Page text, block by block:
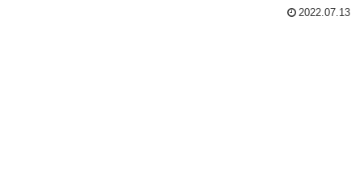
2022.07.13